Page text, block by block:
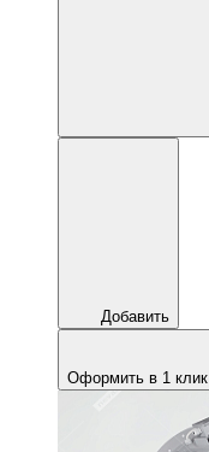
Добавить
Оформить в 1 клик